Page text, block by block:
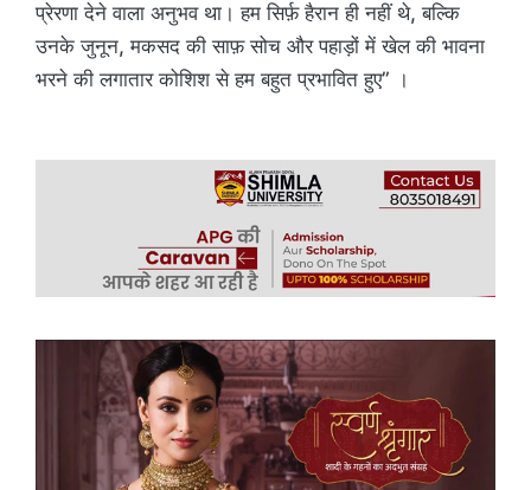
प्रेरणा देने वाला अनुभव था। हम सिर्फ़ हैरान ही नहीं थे, बल्कि
उनके जुनून, मकसद की साफ़ सोच और पहाड़ों में खेल की भावना
भरने की लगातार कोशिश से हम बहुत प्रभावित हुए” ।